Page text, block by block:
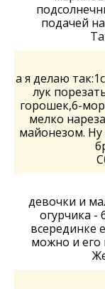
подачей
а я делаю
лук
горошек,6-
мелко
майонезом. Ну
девочки и
огурчика -
всерединке
можно и его